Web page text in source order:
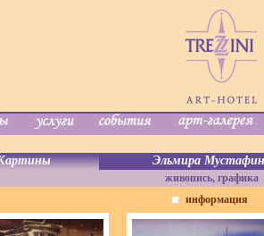
Эльмира
живопись, графика
информация